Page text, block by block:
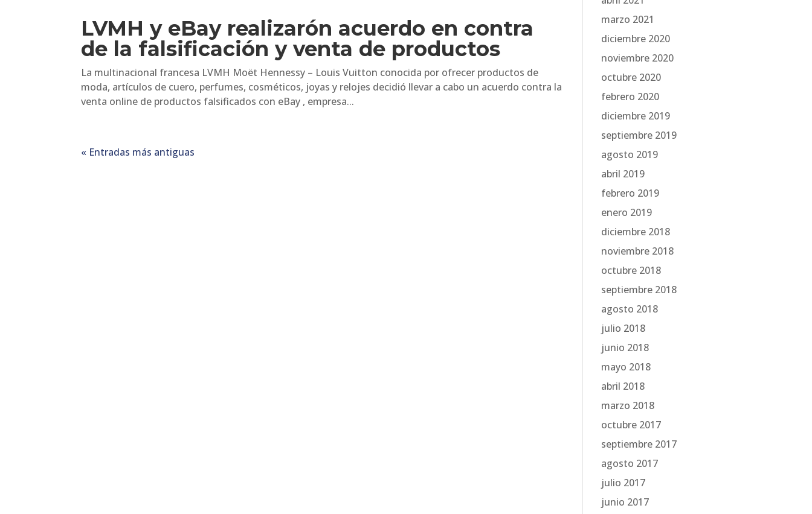
LVMH y eBay realizarón acuerdo en contra
de la falsificación y venta de productos
La multinacional francesa LVMH Moët Hennessy – Louis Vuitton conocida por ofrecer productos de
moda, artículos de cuero, perfumes, cosméticos, joyas y relojes decidió llevar a cabo un acuerdo contra la
venta online de productos falsificados con eBay , empresa...
« Entradas más antiguas
marzo 2021
diciembre 2020
noviembre 2020
octubre 2020
febrero 2020
diciembre 2019
septiembre 2019
agosto 2019
abril 2019
febrero 2019
enero 2019
diciembre 2018
noviembre 2018
octubre 2018
septiembre 2018
agosto 2018
julio 2018
junio 2018
mayo 2018
abril 2018
marzo 2018
octubre 2017
septiembre 2017
agosto 2017
julio 2017
junio 2017